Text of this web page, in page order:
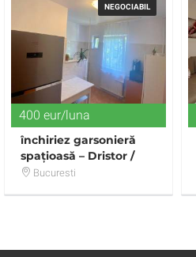
NEGOCIABIL
400 eur/luna
închiriez garsonieră
spațioasă – Dristor /
Vitan
Bucuresti